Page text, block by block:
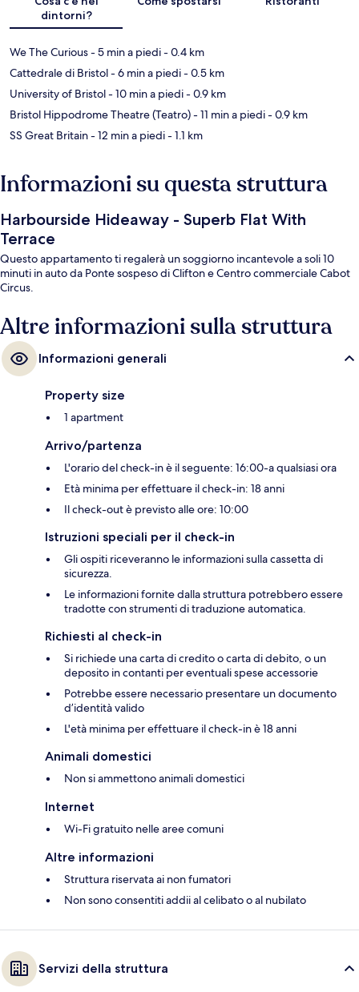
dintorni?
We The Curious- 5 min a piedi- 0.4 km
Cattedrale di Bristol- 6 min a piedi- 0.5 km
University of Bristol- 10 min a piedi- 0.9 km
Bristol Hippodrome Theatre (Teatro)- 11 min a piedi- 0.9 km
SS Great Britain- 12 min a piedi- 1.1 km
Informazioni su questa struttura
Harbourside Hideaway - Superb Flat With
Terrace
Questo appartamento ti regalerà un soggiorno incantevole a soli 10
minuti in auto da Ponte sospeso di Clifton e Centro commerciale Cabot
Circus.
Altre informazioni sulla struttura
Informazioni generali
Property size
1 apartment
Arrivo/partenza
L'orario del check-in è il seguente: 16:00-a qualsiasi ora
Età minima per effettuare il check-in: 18 anni
Il check-out è previsto alle ore: 10:00
Istruzioni speciali per il check-in
Gli ospiti riceveranno le informazioni sulla cassetta di
sicurezza.
Le informazioni fornite dalla struttura potrebbero essere
tradotte con strumenti di traduzione automatica.
Richiesti al check-in
Si richiede una carta di credito o carta di debito, o un
deposito in contanti per eventuali spese accessorie
Potrebbe essere necessario presentare un documento
d’identità valido
L'età minima per effettuare il check-in è 18 anni
Animali domestici
Non si ammettono animali domestici
Internet
Wi-Fi gratuito nelle aree comuni
Altre informazioni
Struttura riservata ai non fumatori
Non sono consentiti addii al celibato o al nubilato
Servizi della struttura